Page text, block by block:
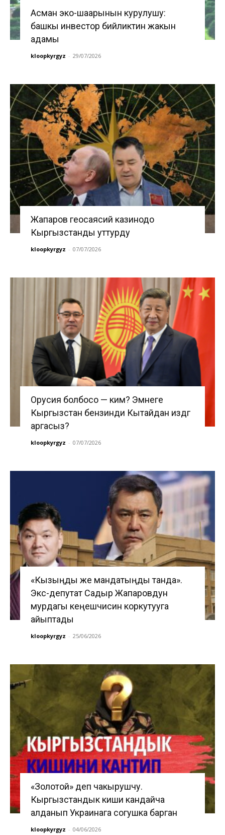
Асман эко-шаарынын курулушу:
башкы инвестор бийликтин жакын
адамы
kloopkyrgyz - 29/07/2026
Жапаров геосаясий казинодо
Кыргызстанды уттурду
kloopkyrgyz - 07/07/2026
Орусия болбосо — ким? Эмнеге
Кыргызстан бензинди Кытайдан издөөгө
аргасыз?
kloopkyrgyz - 07/07/2026
«Кызыңды же мандатыңды танда».
Экс-депутат Садыр Жапаровдун
мурдагы кеңешчисин коркутууга
айыптады
kloopkyrgyz - 25/06/2026
«Золотой» деп чакырушчу.
Кыргызстандык киши кандайча
алданып Украинага согушка барган
kloopkyrgyz - 04/06/2026